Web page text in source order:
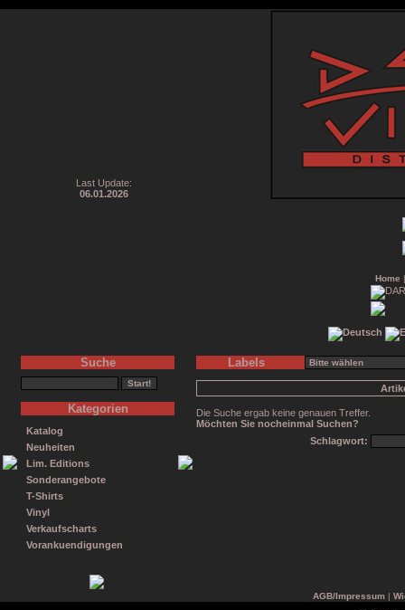
Last Update:
06.01.2026
Home
Suche
Kategorien
Katalog
Neuheiten
Lim. Editions
Sonderangebote
T-Shirts
Vinyl
Verkaufscharts
Vorankuendigungen
Labels
Die Suche ergab keine genauen Treffer.
Möchten Sie nocheinmal Suchen?
Schlagwort:
AGB/Impressum|